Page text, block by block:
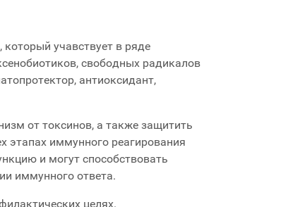
учавствует в ряде
свободных радикалов
антиоксидант,
от токсинов, а также защитить
этапах иммунного реагирования
и могут способствовать
иммунного ответа.
целях.